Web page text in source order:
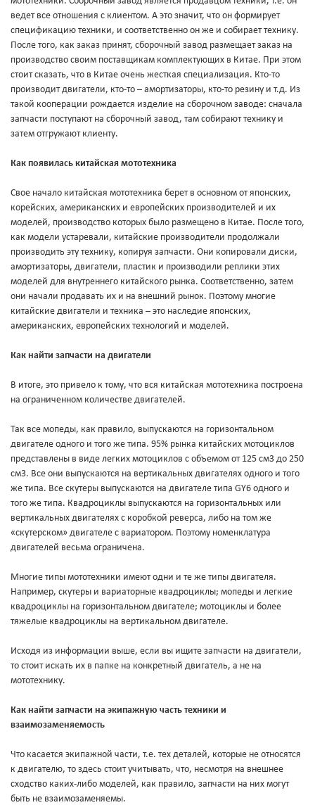
ведет все отношения с клиентом. А это значит, что он формирует
спецификацию техники, и соответственно он же и собирает технику.
После того, как заказ принят, сборочный завод размещает заказ на
производство своим поставщикам комплектующих в Китае. При этом
стоит сказать, что в Китае очень жесткая специализация. Кто-то
производит двигатели, кто-то – амортизаторы, кто-то резину и т.д. Из
такой кооперации рождается изделие на сборочном заводе: сначала
запчасти поступают на сборочный завод, там собирают технику и
затем отгружают клиенту.
Как появилась китайская мототехника
Свое начало китайская мототехника берет в основном от японских,
корейских, американских и европейских производителей и их
моделей, производство которых было размещено в Китае. После того,
как модели устаревали, китайские производители продолжали
производить эту технику, копируя запчасти. Они копировали диски,
амортизаторы, двигатели, пластик и производили реплики этих
моделей для внутреннего китайского рынка. Соответственно, затем
они начали продавать их и на внешний рынок. Поэтому многие
китайские двигатели и техника – это наследие японских,
американских, европейских технологий и моделей.
Как найти запчасти на двигатели
В итоге, это привело к тому, что вся китайская мототехника построена
на ограниченном количестве двигателей.
Так все мопеды, как правило, выпускаются на горизонтальном
двигателе одного и того же типа. 95% рынка китайских мотоциклов
представлены в виде легких мотоциклов с объемом от 125 см3 до 250
см3. Все они выпускаются на вертикальных двигателях одного и того
же типа. Все скутеры выпускаются на двигателе типа GY6 одного и
того же типа. Квадроциклы выпускаются на горизонтальных или
вертикальных двигателях с коробкой реверса, либо на том же
«скутерском» двигателе с вариатором. Поэтому номенклатура
двигателей весьма ограничена.
Многие типы мототехники имеют одни и те же типы двигателя.
Например, скутеры и вариаторные квадроциклы; мопеды и легкие
квадроциклы на горизонтальном двигателе; мотоциклы и более
тяжелые квадроциклы на вертикальном двигателе.
Исходя из информации выше, если вы ищите запчасти на двигатели,
то стоит искать их в папке на конкретный двигатель, а не на
мототехнику.
Как найти запчасти на экипажную часть техники и
взаимозаменяемость
Что касается экипажной части, т.е. тех деталей, которые не относятся
к двигателю, то здесь стоит учитывать, что, несмотря на внешнее
сходство каких-либо моделей, как правило, запчасти на них могут
быть не взаимозаменяемы.